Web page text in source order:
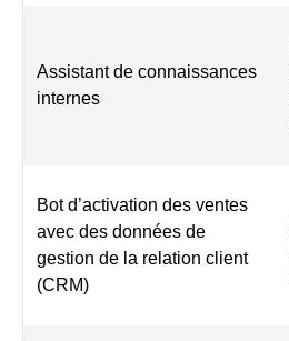
Assistant de connaissances
internes
Bot d’activation des ventes
avec des données de
gestion de la relation client
(CRM)